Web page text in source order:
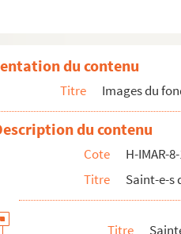
de Paris
Denys-la-Chapelle
du contenu
Titre Images du
du contenu
Cote
H-IMAR-
Titre
Saint-e-s
Titre